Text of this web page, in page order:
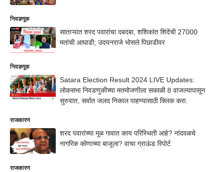
निवडणूक
साताऱ्यात शरद पवारांचा दबदबा, शशिकांत शिंदेंची 27000
मतांची आघाडी; उदयनराजे भोसले पिछाडीवर
निवडणूक
Satara Election Result 2024 LIVE Updates:
लोकसभा निवडणुकीच्या मतमोजणीला सकाळी 8 वाजल्यापासून
सुरुवात, सर्वात जलद निकाल पाहण्यासाठी क्लिक करा.
राजकारण
शरद पवारांच्या मूळ गावात काय परिस्थिती आहे? नांदवळचे
नागरिक कोणाच्या बाजूला? वाचा ग्राऊंड रिपोर्ट
राजकारण